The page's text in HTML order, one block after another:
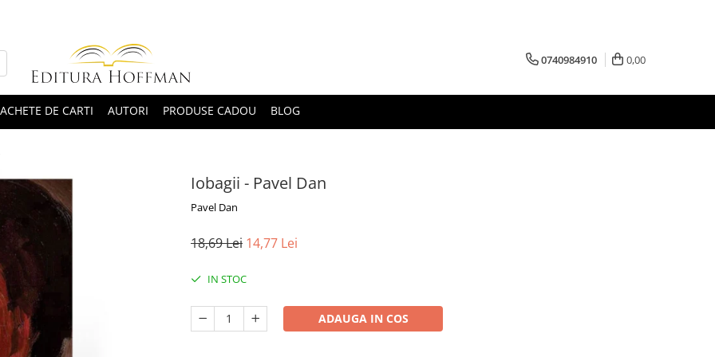
0740984910 0,00
DE CARTI AUTORI PRODUSE CADOU BLOG
Iobagii - Pavel Dan
Pavel Dan
18,69 Lei 14,77 Lei
IN STOC
ADAUGA IN COS